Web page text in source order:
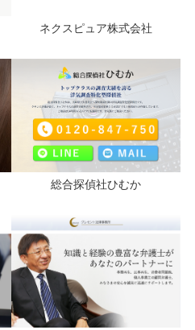
ネクスピュア株式会社
総合探偵社ひむか